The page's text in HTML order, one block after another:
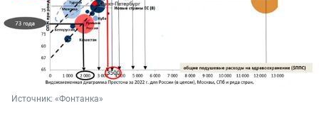
Источник: «Фонтанка»